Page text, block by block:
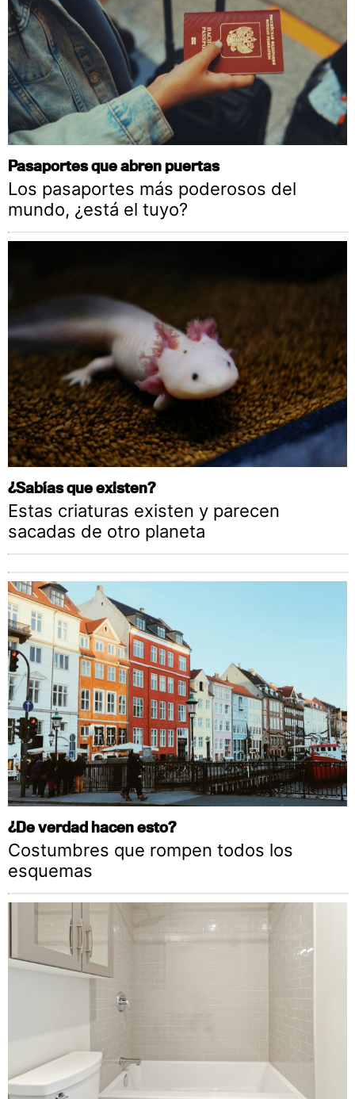
Pasaportes que abren puertas
Los pasaportes más poderosos del
mundo, ¿está el tuyo?
¿Sabías que existen?
Estas criaturas existen y parecen
sacadas de otro planeta
¿De verdad hacen esto?
Costumbres que rompen todos los
esquemas